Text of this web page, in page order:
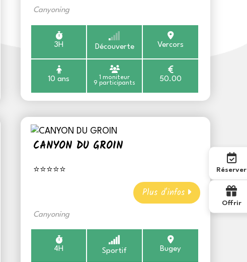
Réserver
Offrir
Canyoning
3H Découverte Vercors
10 ans
1 moniteur
9 participants
50.00
CANYON DU GROIN
⭐⭐⭐⭐⭐
Plus d'infos
Canyoning
4H Sportif Bugey